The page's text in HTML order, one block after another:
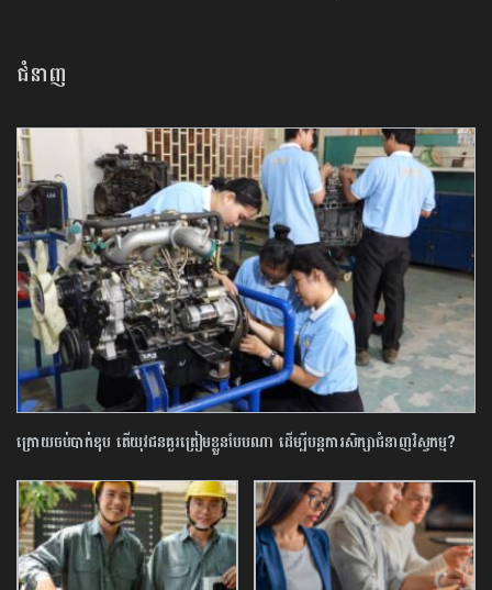
ជំនាញ
ក្រោយចប់បាក់ឌុប តើយុវជនគួរត្រៀមខ្លួនបែបណា ដើម្បីបន្តការសិក្សាជំនាញវិស្វកម្ម?